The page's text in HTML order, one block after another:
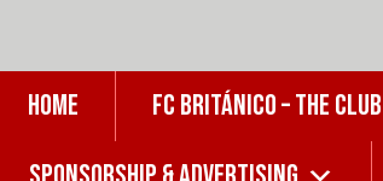
HOME FC BRITÁNICO – THE CLUB